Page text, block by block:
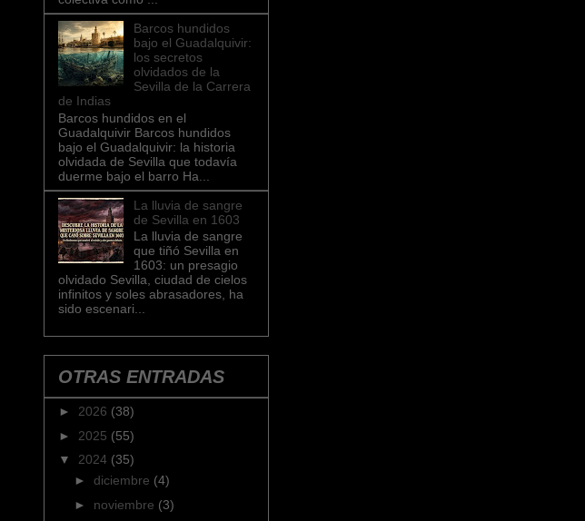
Barcos hundidos
bajo el Guadalquivir:
los secretos
olvidados de la
Sevilla de la Carrera
de Indias
Barcos hundidos en el
Guadalquivir Barcos hundidos
bajo el Guadalquivir: la historia
olvidada de Sevilla que todavía
duerme bajo el barro Ha...
La lluvia de sangre
de Sevilla en 1603
La lluvia de sangre
que tiñó Sevilla en
1603: un presagio
olvidado Sevilla, ciudad de cielos
infinitos y soles abrasadores, ha
sido escenari...
OTRAS ENTRADAS
► 2026 (38)
► 2025 (55)
▼ 2024 (35)
► diciembre (4)
► noviembre (3)